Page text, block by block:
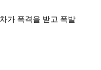
가 폭격을 받고 폭발